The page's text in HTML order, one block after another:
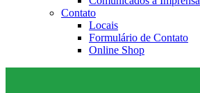
Contato
Locais
Formulário de Contato
Online Shop